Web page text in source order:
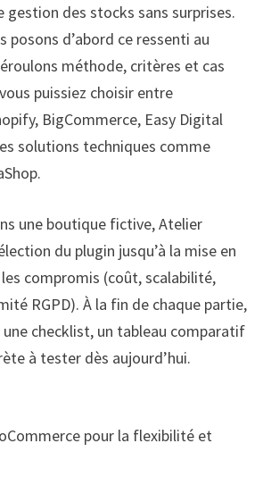
gestion des stocks sans surprises.
posons d’abord ce ressenti au
méthode, critères et cas
puissiez choisir entre
BigCommerce, Easy Digital
solutions techniques comme
une boutique fictive, Atelier
du plugin jusqu’à la mise en
compromis (coût, scalabilité,
RGPD). À la fin de chaque partie,
checklist, un tableau comparatif
à tester dès aujourd’hui.
pour la flexibilité et